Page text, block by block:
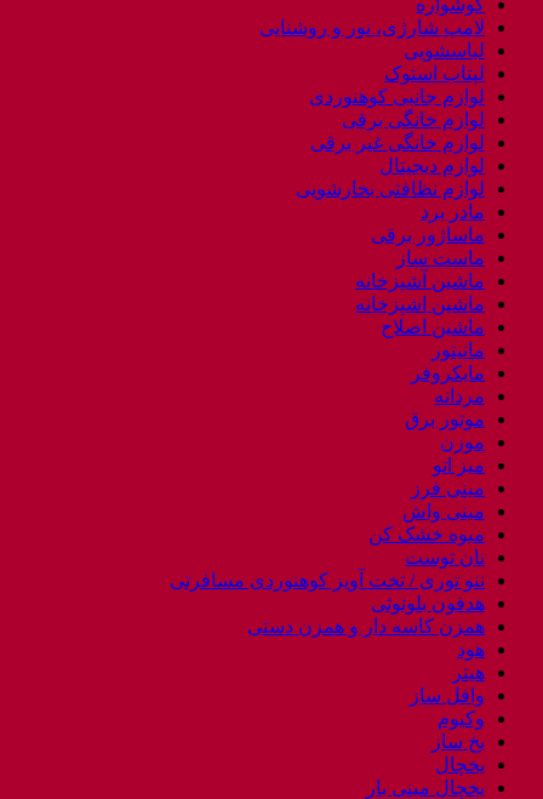
لامپ شارژی، نور و روشنایی
لباسشویی
لپتاب استوک
لوازم جانبی کوهنوردی
لوازم خانگی برقی
لوازم خانگی غیر برقی
لوازم دیجیتال
لوازم نظافتی بخارشویی
مادر برد
ماساژور برقی
ماست ساز
ماشین آشپزخانه
ماشین اشپزخانه
ماشین اصلاح
مانیتور
مایکروفر
مردانه
موتور برق
موزن
میز اتو
مینی فرز
مینی واش
میوه خشک کن
نان توست
ننو توری / تخت آویز کوهنوردی مسافرتی
هدفون بلوتوثی
همزن کاسه دار و همزن دستی
هود
هیتر
وافل ساز
وکیوم
یخ ساز
یخچال
یخچال مینی بار